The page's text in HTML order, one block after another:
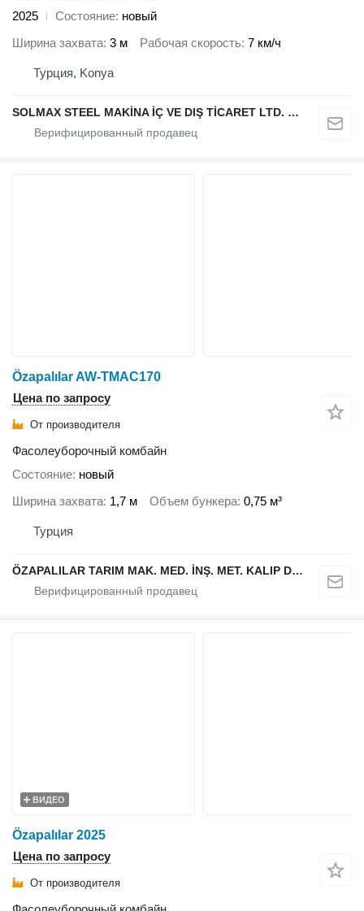
2025
Состояние новый
Ширина захвата 3 м Рабочая скорость 7 км/ч
Турция, Konya
SOLMAX STEEL MAKİNA İÇ VE DIŞ TİCARET LTD. ŞTİ.
Özapalılar AW-TMAC170
Цена по запросу
От производителя
Фасолеуборочный комбайн
Состояние новый
Ширина захвата 1,7 м Объем бункера 0,75 м³
Турция
ÖZAPALILAR TARIM MAK. MED. İNŞ. MET. KALIP DÖKÜM SAN. LTD. ŞTİ.
ВИДЕО
Özapalılar 2025
Цена по запросу
От производителя